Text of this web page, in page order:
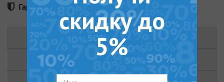
Гарантия 60 месяцев
ОПИСАНИЕ
ХАРАКТЕРИСТИКИ
скидку до
5%